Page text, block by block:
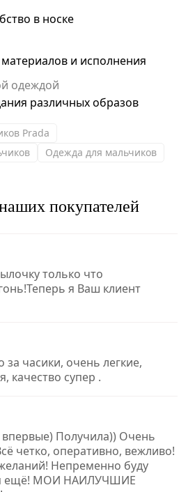
в носке
и исполнения
одеждой
различных образов
Prada
Одежда для мальчиков
покупателей
только что
я Ваш клиент
часики, очень легкие,
качество супер .
впервые) Получила)) Очень
четко, оперативно, вежливо!
Непременно буду
ещё! МОИ НАИЛУЧШИЕ